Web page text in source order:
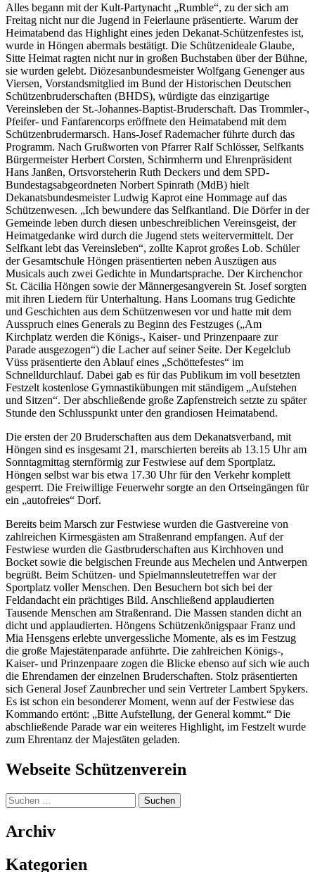
Alles begann mit der Kult-Partynacht „Rumble“, zu der sich am
Freitag nicht nur die Jugend in Feierlaune präsentierte. Warum der
Heimatabend das Highlight eines jeden Dekanat-Schützenfestes ist,
wurde in Höngen abermals bestätigt. Die Schützenideale Glaube,
Sitte Heimat ragten nicht nur in großen Buchstaben über der Bühne,
sie wurden gelebt. Diözesanbundesmeister Wolfgang Genenger aus
Viersen, Vorstandsmitglied im Bund der Historischen Deutschen
Schützenbruderschaften (BHDS), würdigte das einzigartige
Vereinsleben der St.-Johannes-Baptist-Bruderschaft. Das Trommler-,
Pfeifer- und Fanfarencorps eröffnete den Heimatabend mit dem
Schützenbrudermarsch. Hans-Josef Rademacher führte durch das
Programm. Nach Grußworten von Pfarrer Ralf Schlösser, Selfkants
Bürgermeister Herbert Corsten, Schirmherrn und Ehrenpräsident
Hans Janßen, Ortsvorsteherin Ruth Deckers und dem SPD-
Bundestagsabgeordneten Norbert Spinrath (MdB) hielt
Dekanatsbundesmeister Ludwig Kaprot eine Hommage auf das
Schützenwesen. „Ich bewundere das Selfkantland. Die Dörfer in der
Gemeinde leben durch diesen unbeschreiblichen Vereinsgeist, der
Heimatgedanke wird durch die Jugend stets weitervermittelt. Der
Selfkant lebt das Vereinsleben“, zollte Kaprot großes Lob. Schüler
der Gesamtschule Höngen präsentierten neben Auszügen aus
Musicals auch zwei Gedichte in Mundartsprache. Der Kirchenchor
St. Cäcilia Höngen sowie der Männergesangverein St. Josef sorgten
mit ihren Liedern für Unterhaltung. Hans Loomans trug Gedichte
und Geschichten aus dem Schützenwesen vor und hatte mit dem
Ausspruch eines Generals zu Beginn des Festzuges („Am
Kirchplatz werden die Königs-, Kaiser- und Prinzenpaare zur
Parade ausgezogen“) die Lacher auf seiner Seite. Der Kegelclub
Vüss präsentierte den Ablauf eines „Schöttefestes“ im
Schnelldurchlauf. Dabei gab es für das Publikum im voll besetzten
Festzelt kostenlose Gymnastikübungen mit ständigem „Aufstehen
und Sitzen“. Der abschließende große Zapfenstreich setzte zu später
Stunde den Schlusspunkt unter den grandiosen Heimatabend.
Die ersten der 20 Bruderschaften aus dem Dekanatsverband, mit
Höngen sind es insgesamt 21, marschierten bereits ab 13.15 Uhr am
Sonntagmittag sternförmig zur Festwiese auf dem Sportplatz.
Höngen selbst war bis etwa 17.30 Uhr für den Verkehr komplett
gesperrt. Die Freiwillige Feuerwehr sorgte an den Ortseingängen für
ein „autofreies“ Dorf.
Bereits beim Marsch zur Festwiese wurden die Gastvereine von
zahlreichen Kirmesgästen am Straßenrand empfangen. Auf der
Festwiese wurden die Gastbruderschaften aus Kirchhoven und
Bocket sowie die belgischen Freunde aus Mechelen und Antwerpen
begrüßt. Beim Schützen- und Spielmannsleutetreffen war der
Sportplatz voller Menschen. Den Besuchern bot sich bei der
Feldandacht ein prächtiges Bild. Anschließend applaudierten
Tausende Menschen am Straßenrand. Die Massen standen dicht an
dicht und applaudierten. Höngens Schützenkönigspaar Franz und
Mia Hensgens erlebte unvergessliche Momente, als es im Festzug
die große Majestätenparade anführte. Die zahlreichen Königs-,
Kaiser- und Prinzenpaare zogen die Blicke ebenso auf sich wie auch
die Ehrendamen der einzelnen Bruderschaften. Stolz präsentierten
sich General Josef Zaunbrecher und sein Vertreter Lambert Spykers.
Es ist schon ein besonderer Moment, wenn auf der Festwiese das
Kommando ertönt: „Bitte Aufstellung, der General kommt.“ Die
abschließende Parade war ein weiteres Highlight, im Festzelt wurde
zum Ehrentanz der Majestäten geladen.
Webseite Schützenverein
Suchen
nach:
Archiv
Kategorien